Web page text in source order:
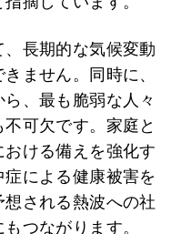
長期的な気候変動
ません。同時に、
、最も脆弱な人々
可欠です。家庭と
ける備えを強化す
による健康被害を
される熱波への社
つながります。